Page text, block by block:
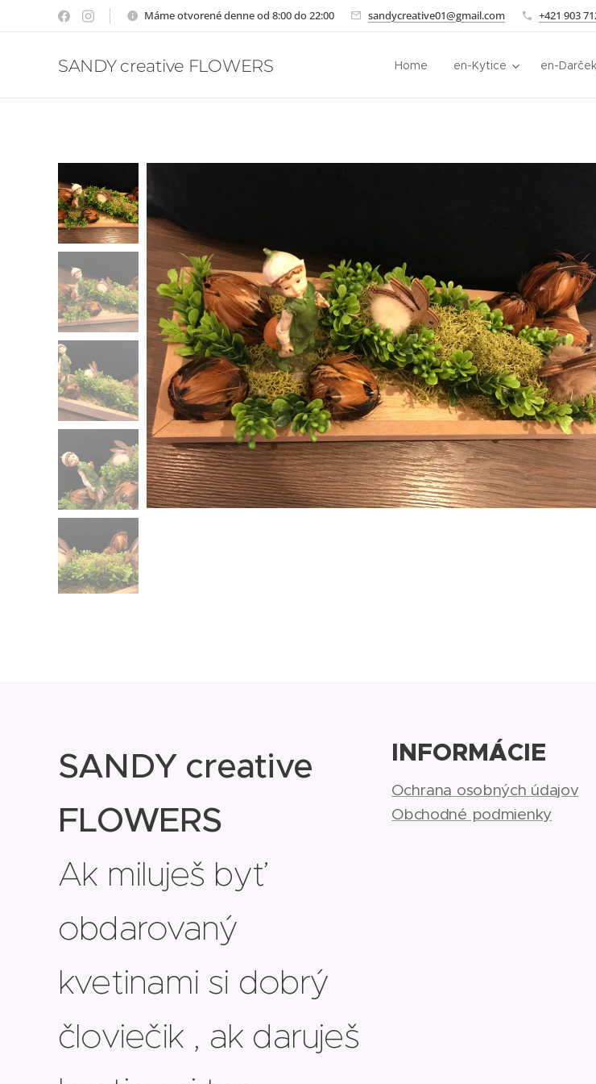
Máme otvorené denne od 8:00 do 22:00 sandycreative01@gmail.com +421 903
SANDY creative FLOWERS Home en-Kytice en-
SANDY creative
FLOWERS
Ak miluješ byť
obdarovaný
kvetinami si dobrý
človiečik , ak daruješ
INFORMÁCIE
Ochrana osobných údajov
Obchodné podmienky